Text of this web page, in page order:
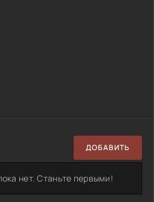
ДОБАВИТЬ
нет. Станьте первыми!